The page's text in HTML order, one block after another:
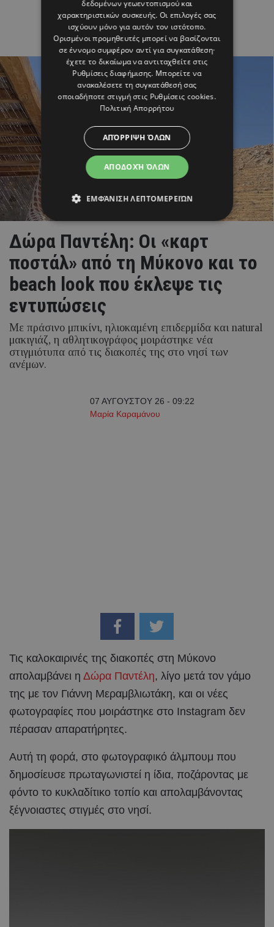
Δώρα Παντέλη: Οι «καρτ
ποστάλ» από τη Μύκονο και το
beach look που έκλεψε τις
εντυπώσεις
Με πράσινο μπικίνι, ηλιοκαμένη επιδερμίδα και natural
μακιγιάζ, η αθλητικογράφος μοιράστηκε νέα
στιγμιότυπα από τις διακοπές της στο νησί των
ανέμων.
07 ΑΥΓΟΥΣΤΟΥ 26 - 09:22
Μαρία Καραμάνου
Τις καλοκαιρινές της διακοπές στη Μύκονο
απολαμβάνει η Δώρα Παντέλη, λίγο μετά τον γάμο
της με τον Γιάννη Μεραμβλιωτάκη, και οι νέες
φωτογραφίες που μοιράστηκε στο Instagram δεν
πέρασαν απαρατήρητες.
Αυτή τη φορά, στο φωτογραφικό άλμπουμ που
δημοσίευσε πρωταγωνιστεί η ίδια, ποζάροντας με
φόντο το κυκλαδίτικο τοπίο και απολαμβάνοντας
ξέγνοιαστες στιγμές στο νησί.
δεδομένων γεωεντοπισμού και
χαρακτηριστικών συσκευής. Οι επιλογές σας
ισχύουν μόνο για αυτόν τον ιστότοπο.
Ορισμένοι προμηθευτές μπορεί να βασίζονται
σε έννομο συμφέρον αντί για συγκατάθεση·
έχετε το δικαίωμα να αντιταχθείτε στις
Ρυθμίσεις διαφήμισης. Μπορείτε να
ανακαλέσετε τη συγκατάθεσή σας
οποιαδήποτε στιγμή στις Ρυθμίσεις cookies.
Πολιτική Απορρήτου
ΑΠΟΔΟΧΉ ΌΛΩΝ
ΑΠΌΡΡΙΨΗ ΌΛΩΝ
ΕΜΦΆΝΙΣΗ ΛΕΠΤΟΜΕΡΕΙΏΝ